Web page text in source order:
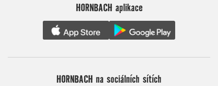
HORNBACH aplikace
HORNBACH na sociálních sítích